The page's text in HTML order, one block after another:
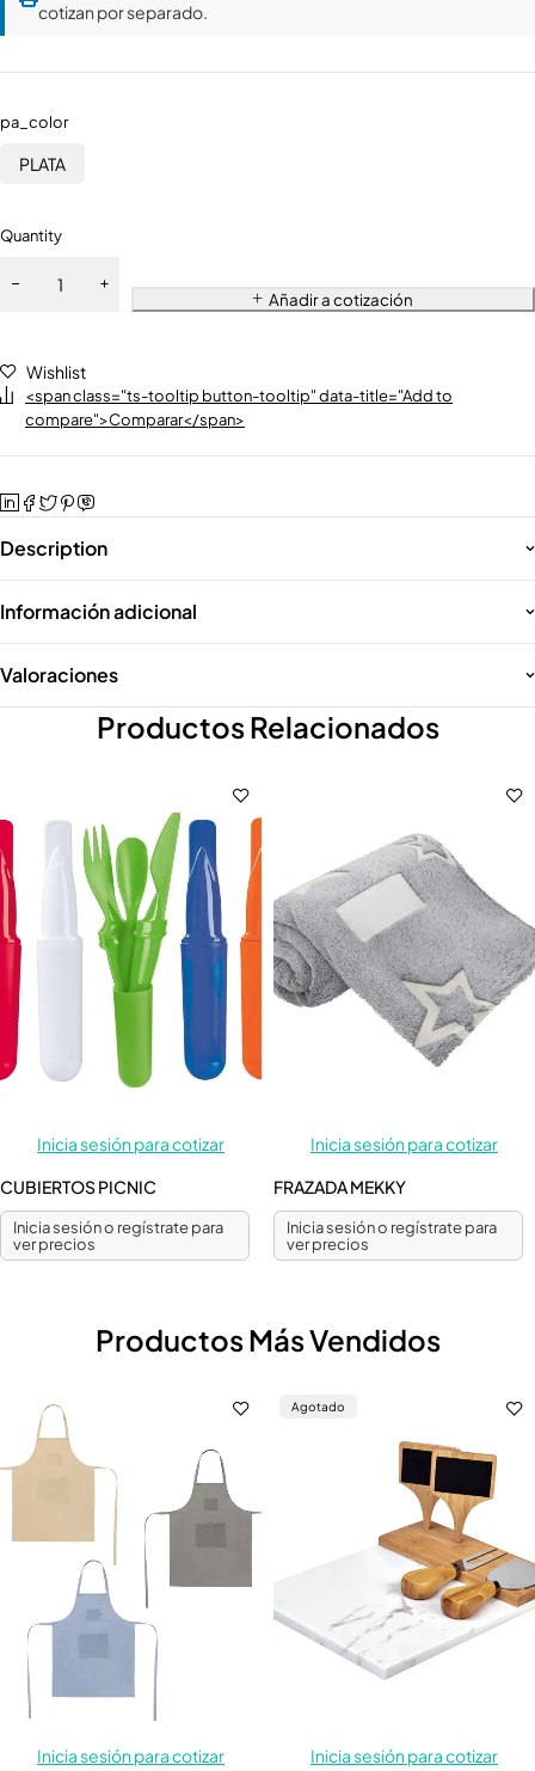
cotizan por separado.
pa_color
PLATA
Quantity
Añadir a cotización
Wishlist
<span class="ts-tooltip button-tooltip" data-title="Add to
compare">Comparar</span>
Description
Información adicional
Valoraciones
Productos Relacionados
Inicia sesión para cotizar
CUBIERTOS PICNIC
Inicia sesión o regístrate para
ver precios
Inicia sesión para cotizar
FRAZADA MEKKY
Inicia sesión o regístrate para
ver precios
Productos Más Vendidos
Inicia sesión para cotizar
Agotado
Inicia sesión para cotizar